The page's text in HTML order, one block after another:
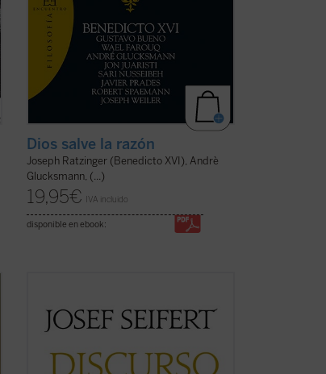
Dios salve la razón
Joseph Ratzinger (Benedicto XVI), Andrè
Glucksmann, (...)
19,95€ IVA incluido
disponible en ebook:
efecto, un discurso de los métodos, y no
de un
Discurso del método
, como el
principal que en él se defiende es que ni
la palabra «método» se dice en un ...
(ver